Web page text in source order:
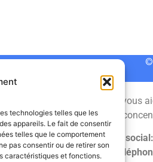
technologies telles que les
appareils. Le fait de consentir
telles que le comportement
pas consentir ou de retirer son
caractéristiques et fonctions.
SMV permet de vous
Siège social: